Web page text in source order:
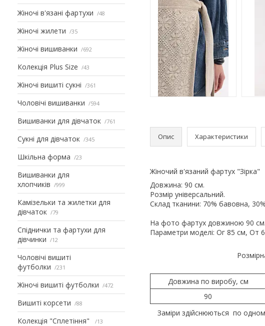
Жіночі в'язані фартухи 48
Жіночі жилети 35
Жіночі вишиванки 692
Колекція Plus Size 43
Жіночі вишиті сукні 361
Чоловічі вишиванки 594
Вишиванки для дівчаток 761
Сукні для дівчаток 345
Шкільна форма 23
Вишиванки для
хлопчиків
999
Камізельки та жилетки для
дівчаток
79
Спіднички та фартухи для
дівчинки
12
Чоловічі вишиті
футболки
231
Жіночі вишиті футболки 472
Вишиті корсети 88
Колекція "Сплетіння" 13
Опис Характеристики
Жіночий в'язаний фартух "Зірка"
Довжина: 90 см.
Розмір універсальний.
Склад тканини: 70% бавовна,
На фото фартух довжиною 90 см.
Параметри моделі: Ог 85 см, От
Довжина по виробу, см
90
Заміри здійснюються по